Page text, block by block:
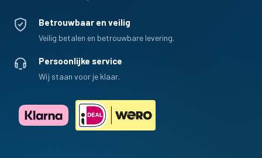
Betrouwbaar en veilig
Veilig betalen en betrouwbare levering.
Persoonlijke service
Wij staan voor je klaar.